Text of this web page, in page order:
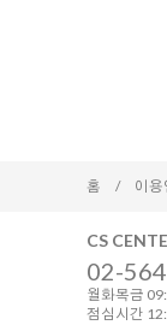
홈 / 이용
CS
02-
월화목금
점심시간